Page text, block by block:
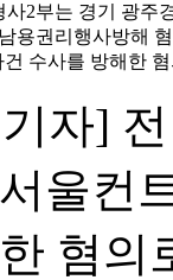
2부는 경기 광주
용권리행사방해
수사를 방해한
자]
울컨
혐의